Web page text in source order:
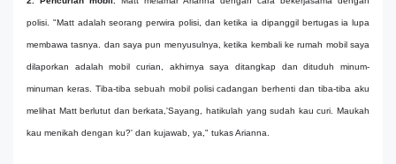
polisi. "Matt adalah seorang perwira polisi, dan ketika ia dipanggil bertugas ia lupa
membawa tasnya. dan saya pun menyusulnya, ketika kembali ke rumah mobil saya
dilaporkan adalah mobil curian, akhirnya saya ditangkap dan dituduh minum-
minuman keras. Tiba-tiba sebuah mobil polisi cadangan berhenti dan tiba-tiba aku
melihat Matt berlutut dan berkata,'Sayang, hatikulah yang sudah kau curi. Maukah
kau menikah dengan ku?' dan kujawab, ya," tukas Arianna.